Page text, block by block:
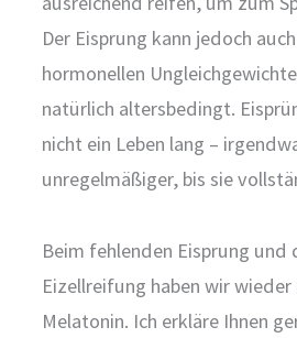
Der Eisprung kann jedoch
hormonellen
natürlich altersbedingt.
nicht ein Leben lang –
unregelmäßiger, bis sie
Beim fehlenden Eisprung und
Eizellreifung haben wir wieder
Melatonin. Ich erkläre Ihnen